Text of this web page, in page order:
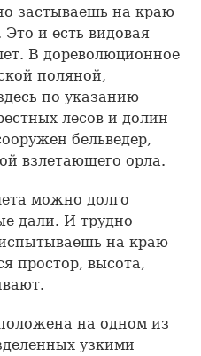
застываешь на краю
и есть видовая
В дореволюционное
поляной,
по указанию
лесов и долин
бельведер,
взлетающего орла.
можно долго
дали. И трудно
на краю
простор, высота,
на одном из
узкими